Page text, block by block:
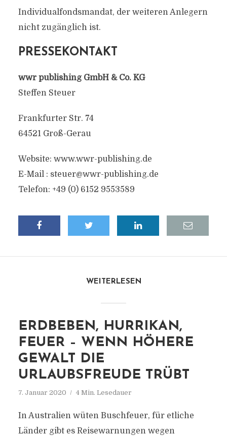
Individualfondsmandat, der weiteren Anlegern
nicht zugänglich ist.
PRESSEKONTAKT
wwr publishing GmbH & Co. KG
Steffen Steuer
Frankfurter Str. 74
64521 Groß-Gerau
Website: www.wwr-publishing.de
E-Mail : steuer@wwr-publishing.de
Telefon: +49 (0) 6152 9553589
WEITERLESEN
ERDBEBEN, HURRIKAN,
FEUER – WENN HÖHERE
GEWALT DIE
URLAUBSFREUDE TRÜBT
7. Januar 2020 4 Min. Lesedauer
In Australien wüten Buschfeuer, für etliche
Länder gibt es Reisewarnungen wegen